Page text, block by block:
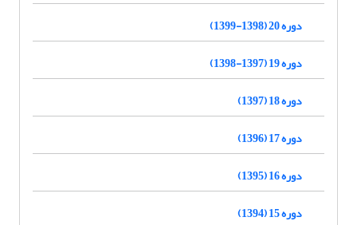
دوره 20 (1398-1399)
دوره 19 (1397-1398)
دوره 18 (1397)
دوره 17 (1396)
دوره 16 (1395)
دوره 15 (1394)